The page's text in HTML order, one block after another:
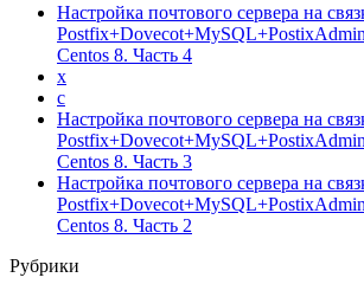
Настройка почтового сервера на
Centos 8. Часть 4
x
c
Настройка почтового сервера на
Centos 8. Часть 3
Настройка почтового сервера на
Centos 8. Часть 2
Рубрики